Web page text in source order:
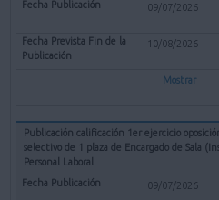
09/07/2026
10/08/2026
Mostrar
Publicación calificación 1er ejercicio
selectivo de 1 plaza de Encargado de Sala
Personal Laboral
09/07/2026